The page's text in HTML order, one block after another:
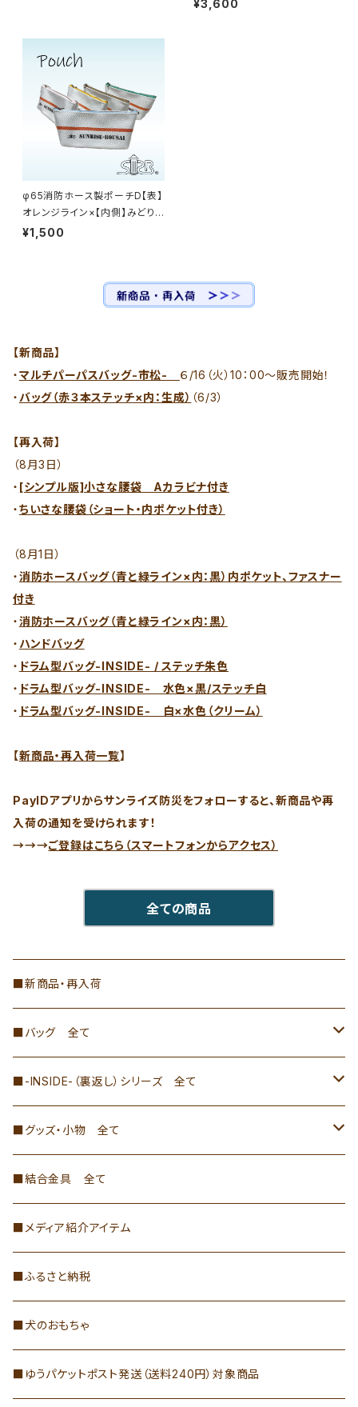
¥3,600
φ65消防ホース製ポーチD【表】
オレンジライン×【内側】みどり
色（ファスナー5色）
¥1,500
【新商品】
・マルチパーパスバッグ-市松- ６/16（火）10：00～販売開始！
・ バッグ（赤３本ステッチ×内：生成） （6/3）
【再入荷】
（8月3日）
・ [シンプル版]小さな腰袋 Aカラビナ付き
・ちいさな腰袋（ショート・内ポケット付き）
（8月1日）
・消防ホースバッグ（青と緑ライン×内：黒）内ポケット、ファスナー
付き
・消防ホースバッグ（青と緑ライン×内：黒）
・ ハンドバッグ
・ ドラム型バッグ-INSIDE- / ステッチ朱色
・ ドラム型バッグ-INSIDE- 水色×黒/ステッチ白
・ ドラム型バッグ-INSIDE- 白×水色（クリーム）
【新商品・再入荷一覧】
PayIDアプリからサンライズ防災をフォローすると、新商品や再
入荷の通知を受けられます！
→→→ご登録はこちら（スマートフォンからアクセス）
全ての商品
■新商品・再入荷
■バッグ 全て
≫トートバッグ
H26×W37×D10
H26×W37×D10（ファスナー・ポケット付き）
≫ハンドバッグ
≫ドラム型バッグ
≫≫ドラム型バッグ（INSIDE以外）
≫≫ドラム型バッグ-INSIDE-
≫Hang Bag
≫INSIDEシリーズのバッグ
■-INSIDE-（裏返し）シリーズ 全て
≫トートバッグ・ハンドバッグ
≫ドラム型バッグ
≫小物・その他
■グッズ・小物 全て
≫結合金具の商品（ペン立てなど）
≫ペンケース・ポーチ
≫小物・生活雑貨
≫キーホルダー・ショルダーストラップ
≫小さな腰袋
■結合金具 全て
■メディア紹介アイテム
■ふるさと納税
■犬のおもちゃ
■ゆうパケットポスト発送（送料240円）対象商品